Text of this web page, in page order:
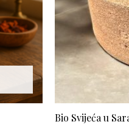
Bio Svijeća u